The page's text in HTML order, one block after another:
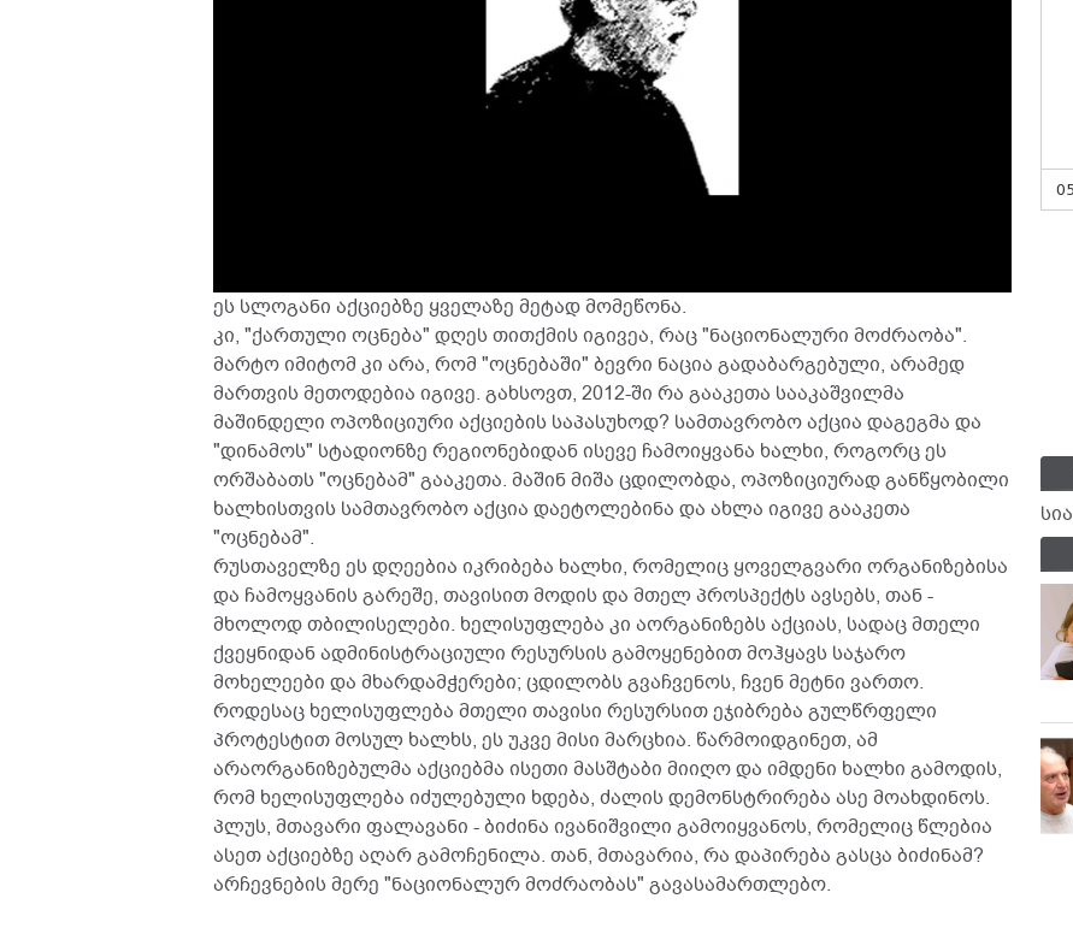
ეს სლოგანი აქციებზე ყველაზე მეტად მომეწონა.
კი, "ქართული ოცნება" დღეს თითქმის იგივეა, რაც "ნაციონალური მოძრაობა".
მარტო იმიტომ კი არა, რომ "ოცნებაში" ბევრი ნაცია გადაბარგებული, არამედ
მართვის მეთოდებია იგივე. გახსოვთ, 2012-ში რა გააკეთა სააკაშვილმა
მაშინდელი ოპოზიციური აქციების საპასუხოდ? სამთავრობო აქცია დაგეგმა და
"დინამოს" სტადიონზე რეგიონებიდან ისევე ჩამოიყვანა ხალხი, როგორც ეს
ორშაბათს "ოცნებამ" გააკეთა. მაშინ მიშა ცდილობდა, ოპოზიციურად განწყობილი
ხალხისთვის სამთავრობო აქცია დაეტოლებინა და ახლა იგივე გააკეთა
"ოცნებამ".
რუსთაველზე ეს დღეებია იკრიბება ხალხი, რომელიც ყოველგვარი ორგანიზებისა
და ჩამოყვანის გარეშე, თავისით მოდის და მთელ პროსპექტს ავსებს, თან -
მხოლოდ თბილისელები. ხელისუფლება კი აორგანიზებს აქციას, სადაც მთელი
ქვეყნიდან ადმინისტრაციული რესურსის გამოყენებით მოჰყავს საჯარო
მოხელეები და მხარდამჭერები; ცდილობს გვაჩვენოს, ჩვენ მეტნი ვართო.
როდესაც ხელისუფლება მთელი თავისი რესურსით ეჯიბრება გულწრფელი
პროტესტით მოსულ ხალხს, ეს უკვე მისი მარცხია. წარმოიდგინეთ, ამ
არაორგანიზებულმა აქციებმა ისეთი მასშტაბი მიიღო და იმდენი ხალხი გამოდის,
რომ ხელისუფლება იძულებული ხდება, ძალის დემონსტრირება ასე მოახდინოს.
პლუს, მთავარი ფალავანი - ბიძინა ივანიშვილი გამოიყვანოს, რომელიც წლებია
ასეთ აქციებზე აღარ გამოჩენილა. თან, მთავარია, რა დაპირება გასცა ბიძინამ?
არჩევნების მერე "ნაციონალურ მოძრაობას" გავასამართლებო.